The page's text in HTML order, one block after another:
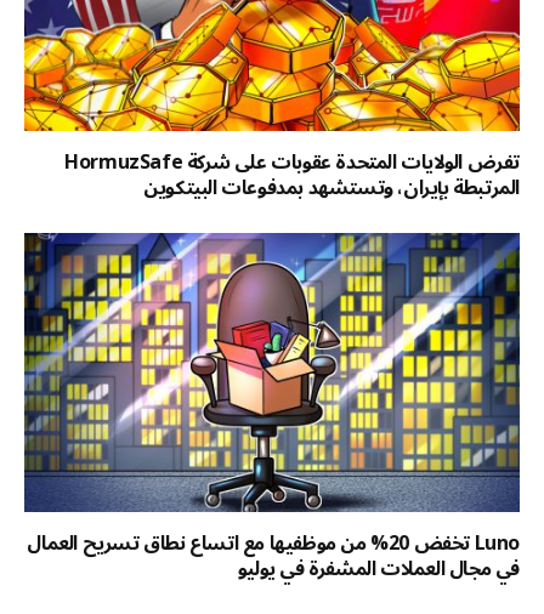
تفرض الولايات المتحدة عقوبات على شركة HormuzSafe
المرتبطة بإيران، وتستشهد بمدفوعات البيتكوين
Luno تخفض 20% من موظفيها مع اتساع نطاق تسريح العمال
في مجال العملات المشفرة في يوليو